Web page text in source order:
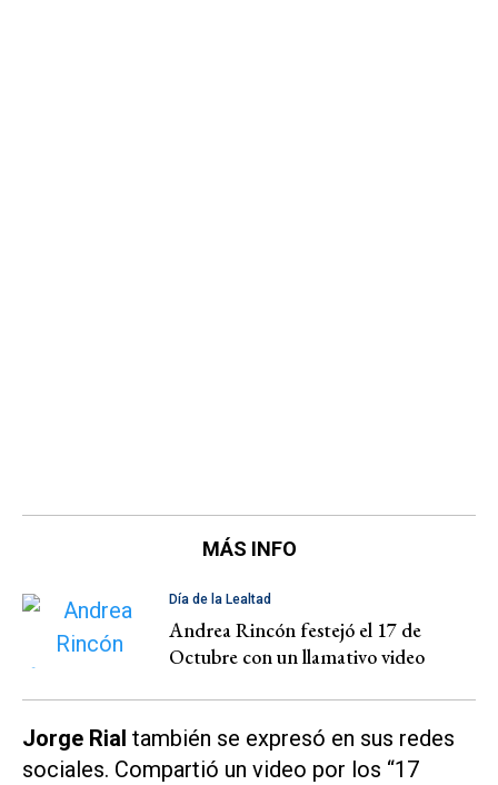
MÁS INFO
Día de la Lealtad
Andrea Rincón festejó el 17 de
Octubre con un llamativo video
Jorge Rial también se expresó en sus redes
sociales. Compartió un video por los “17